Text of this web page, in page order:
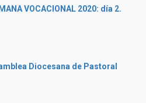
VOCACIONAL 2020: día 2.
Diocesana de Pastoral